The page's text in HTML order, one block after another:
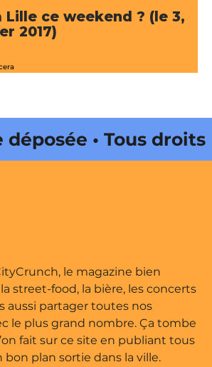
Lille ce weekend ? (le 3,
2017)
• Tous droits
Onda Web •
le magazine bien
street-food, la bière, les concerts
aussi partager toutes nos
le plus grand nombre. Ça tombe
fait sur ce site en publiant tous
bon plan sortie dans la ville.